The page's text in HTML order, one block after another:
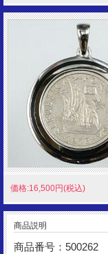
価格:16,500円(税込)
商品説明
商品番号：500262